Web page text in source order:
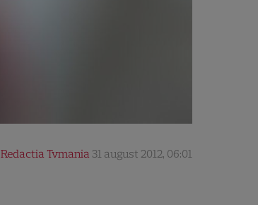
Redactia Tvmania 31 august 2012, 06:01